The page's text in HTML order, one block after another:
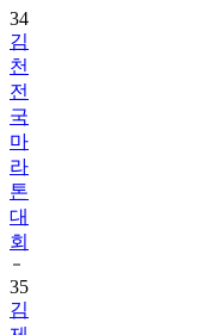
34
김
천
전
국
마
라
톤
대
회
35
김